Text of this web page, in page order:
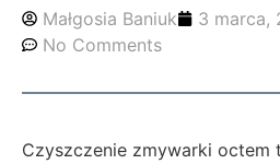
Małgosia Baniuk 3 marca,
No Comments
Czyszczenie zmywarki octem